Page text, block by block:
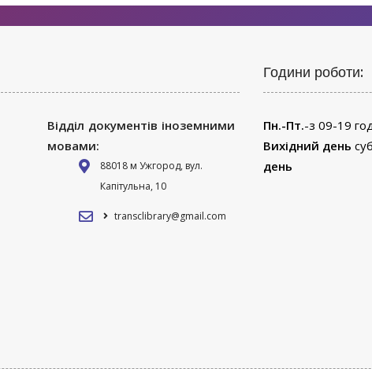
Відділ документів іноземними
мовами:
88018 м Ужгород, вул.
Капітульна, 10
transclibrary@gmail.com
Години роботи:
Пн.-Пт.-з 09-19
Вихідний день
день